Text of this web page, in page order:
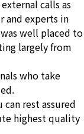
calls as
and experts in
well placed to
largely from
who take
rest assured
highest quality